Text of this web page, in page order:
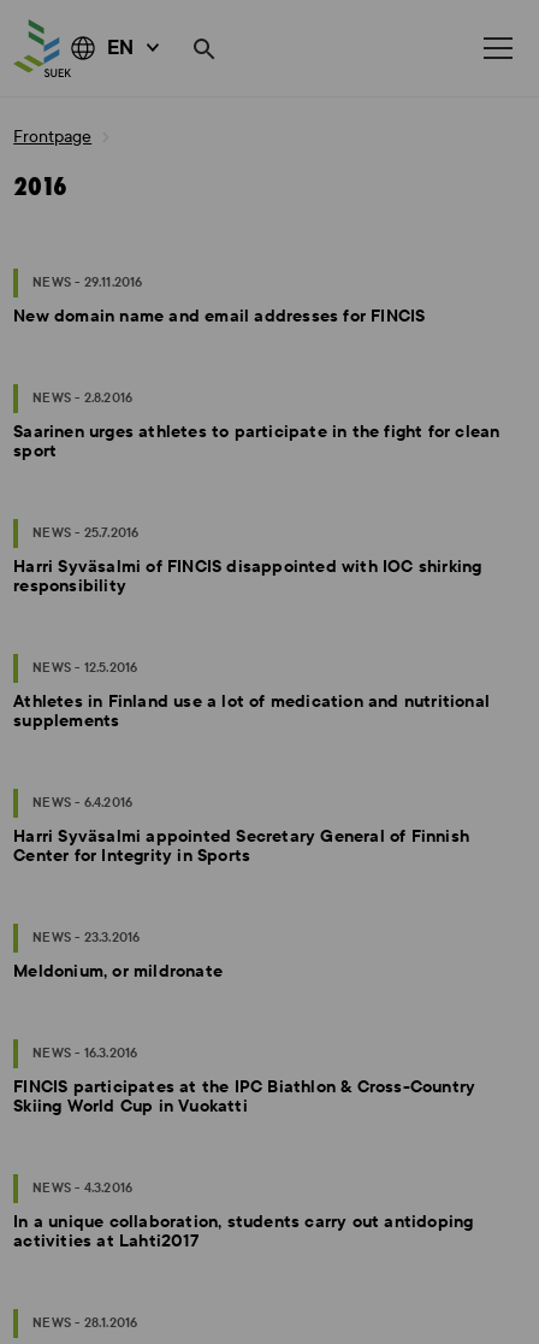
EN
Frontpage
2016
NEWS - 29.11.2016
New domain name and email addresses for FINCIS
NEWS - 2.8.2016
Saarinen urges athletes to participate in the fight for clean
sport
NEWS - 25.7.2016
Harri Syväsalmi of FINCIS disappointed with IOC shirking
responsibility
NEWS - 12.5.2016
Athletes in Finland use a lot of medication and nutritional
supplements
NEWS - 6.4.2016
Harri Syväsalmi appointed Secretary General of Finnish
Center for Integrity in Sports
NEWS - 23.3.2016
Meldonium, or mildronate
NEWS - 16.3.2016
FINCIS participates at the IPC Biathlon & Cross-Country
Skiing World Cup in Vuokatti
NEWS - 4.3.2016
In a unique collaboration, students carry out antidoping
activities at Lahti2017
NEWS - 28.1.2016